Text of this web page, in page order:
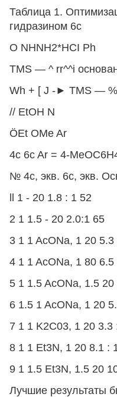
Таблица 1.
гидразином 6с
О NHNH2*HCI Ph
TMS — ^ rr^^i
Wh + [ J -► TMS —
// EtOH N
ÖEt OMe Ar
4c 6c Ar = 4-
№ 4c, экв. 6c, экв.
ll 1 - 20 1.8 : 1 52
2 1 1.5 - 20 2.0:1 65
3 1 1 AcONa, 1 20 5.3
4 1 1 AcONa, 1 80 6.5
5 1 1.5 AcONa, 1.5
6 1.5 1 AcONa, 1 20
7 1 1 K2C03, 1 20 3.3
8 1 1 Et3N, 1 20 8.1 :
9 1 1.5 Et3N, 1.5 20
Лучшие результаты